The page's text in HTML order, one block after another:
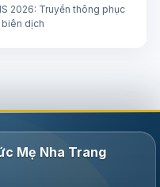
2026: Truyền thông phục
dịch
Mẹ Nha Trang